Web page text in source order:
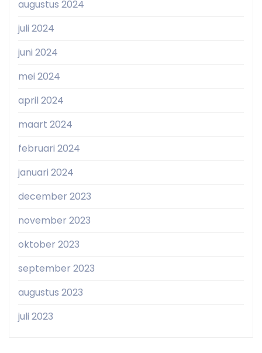
augustus 2024
juli 2024
juni 2024
mei 2024
april 2024
maart 2024
februari 2024
januari 2024
december 2023
november 2023
oktober 2023
september 2023
augustus 2023
juli 2023